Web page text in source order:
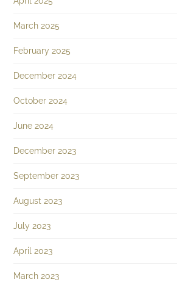
March 2025
February 2025
December 2024
October 2024
June 2024
December 2023
September 2023
August 2023
July 2023
April 2023
March 2023